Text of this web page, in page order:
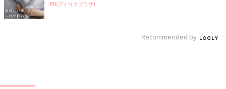
PR(アイリスプラザ)
Recommended by